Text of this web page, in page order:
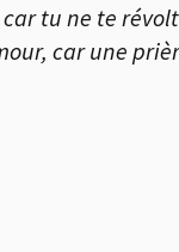
tu ne te
car une